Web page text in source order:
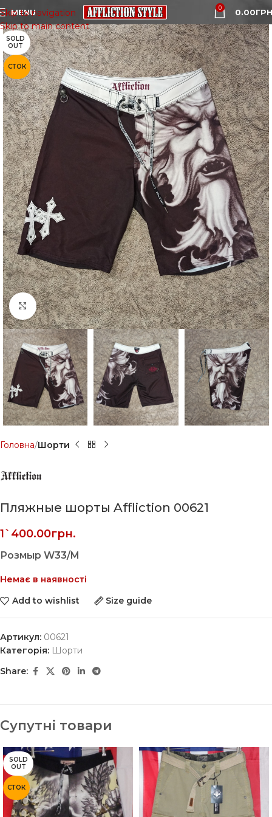
Skip to navigation
Skip to main content
MENU 0 0.00
SOLD
OUT
СТОК
Click to enlarge
Головна Шорти
Пляжные шорты Affliction 00621
1`400.00грн.
Розмыр W33/M
Немає в наявності
Add to wishlist
Size guide
Артикул: 00621
Категорія: Шорти
Share:
Супутні товари
SOLD
OUT
СТОК